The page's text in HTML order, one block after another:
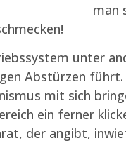
man
unter
Abstürzen führt.
mit sich
ein ferner
der angibt,